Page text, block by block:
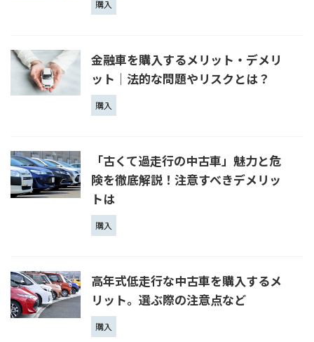
購入
金融車を購入するメリット・デメリ
ット│法的な問題やリスクとは？
購入
「古くて過走行の中古車」魅力と危
険を徹底解説！注意すべきデメリッ
トは
購入
高年式低走行な中古車を購入するメ
リット。選ぶ際の注意点など
購入